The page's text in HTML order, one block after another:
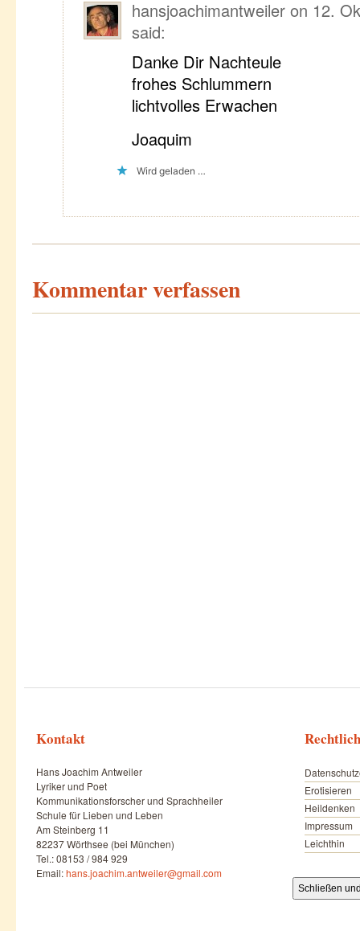
hansjoachimantweiler on 12.
said:
Danke Dir Nachteule
frohes Schlummern
lichtvolles Erwachen
Joaquim
Wird geladen …
Kommentar verfassen
Kontakt
Hans Joachim Antweiler
Lyriker und Poet
Kommunikationsforscher und Sprachheiler
Schule für Lieben und Leben
Am Steinberg 11
82237 Wörthsee (bei München)
Tel.: 08153 / 984 929
Email:hans.joachim.antweiler@gmail.com
Erotisieren
Heildenken
Impressum
Leichthin